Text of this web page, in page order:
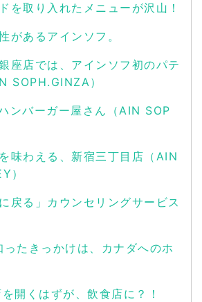
を取り入れたメニューが沢山！
があるアインソフ。
座店では、アインソフ初のパテ
SOPH.GINZA）
ンバーガー屋さん（AIN SOP
味わえる、新宿三丁目店（AIN
）
戻る」カウンセリングサービス
ったきっかけは、カナダへのホ
開くはずが、飲食店に？！